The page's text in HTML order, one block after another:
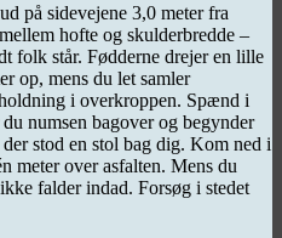
på sidevejene 3,0 meter fra
hofte og skulderbredde –
folk står. Fødderne drejer en lille
op, mens du let samler
i overkroppen. Spænd i
numsen bagover og begynder
stod en stol bag dig. Kom ned i
meter over asfalten. Mens du
falder indad. Forsøg i stedet